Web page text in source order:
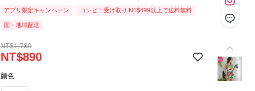
アプリ限定キャンペーン コンビニ受け取り NT$499以上で送料無料
国・地域配送
NT$1,780
NT$890
顏色